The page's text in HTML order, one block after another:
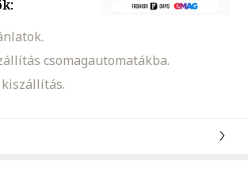
csomagautomatákba.